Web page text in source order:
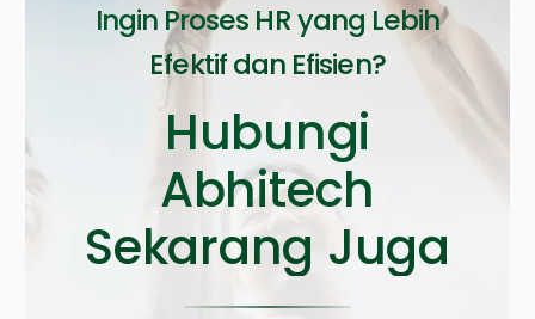
Ingin Proses HR yang Lebih
Efektif dan Efisien?
Hubungi
Abhitech
Sekarang Juga